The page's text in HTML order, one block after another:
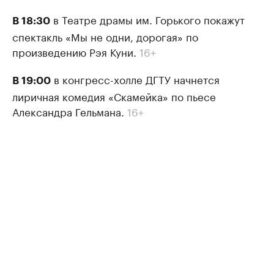
В 18:30 в Театре драмы им. Горького покажут
спектакль «Мы не одни, дорогая» по
произведению Рэя Куни. 16+
В 19:00 в конгресс-холле ДГТУ начнется
лиричная комедия «Скамейка» по пьесе
Александра Гельмана. 16+